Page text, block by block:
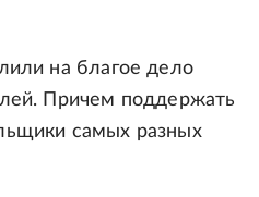
на благое дело
Причем поддержать
самых разных